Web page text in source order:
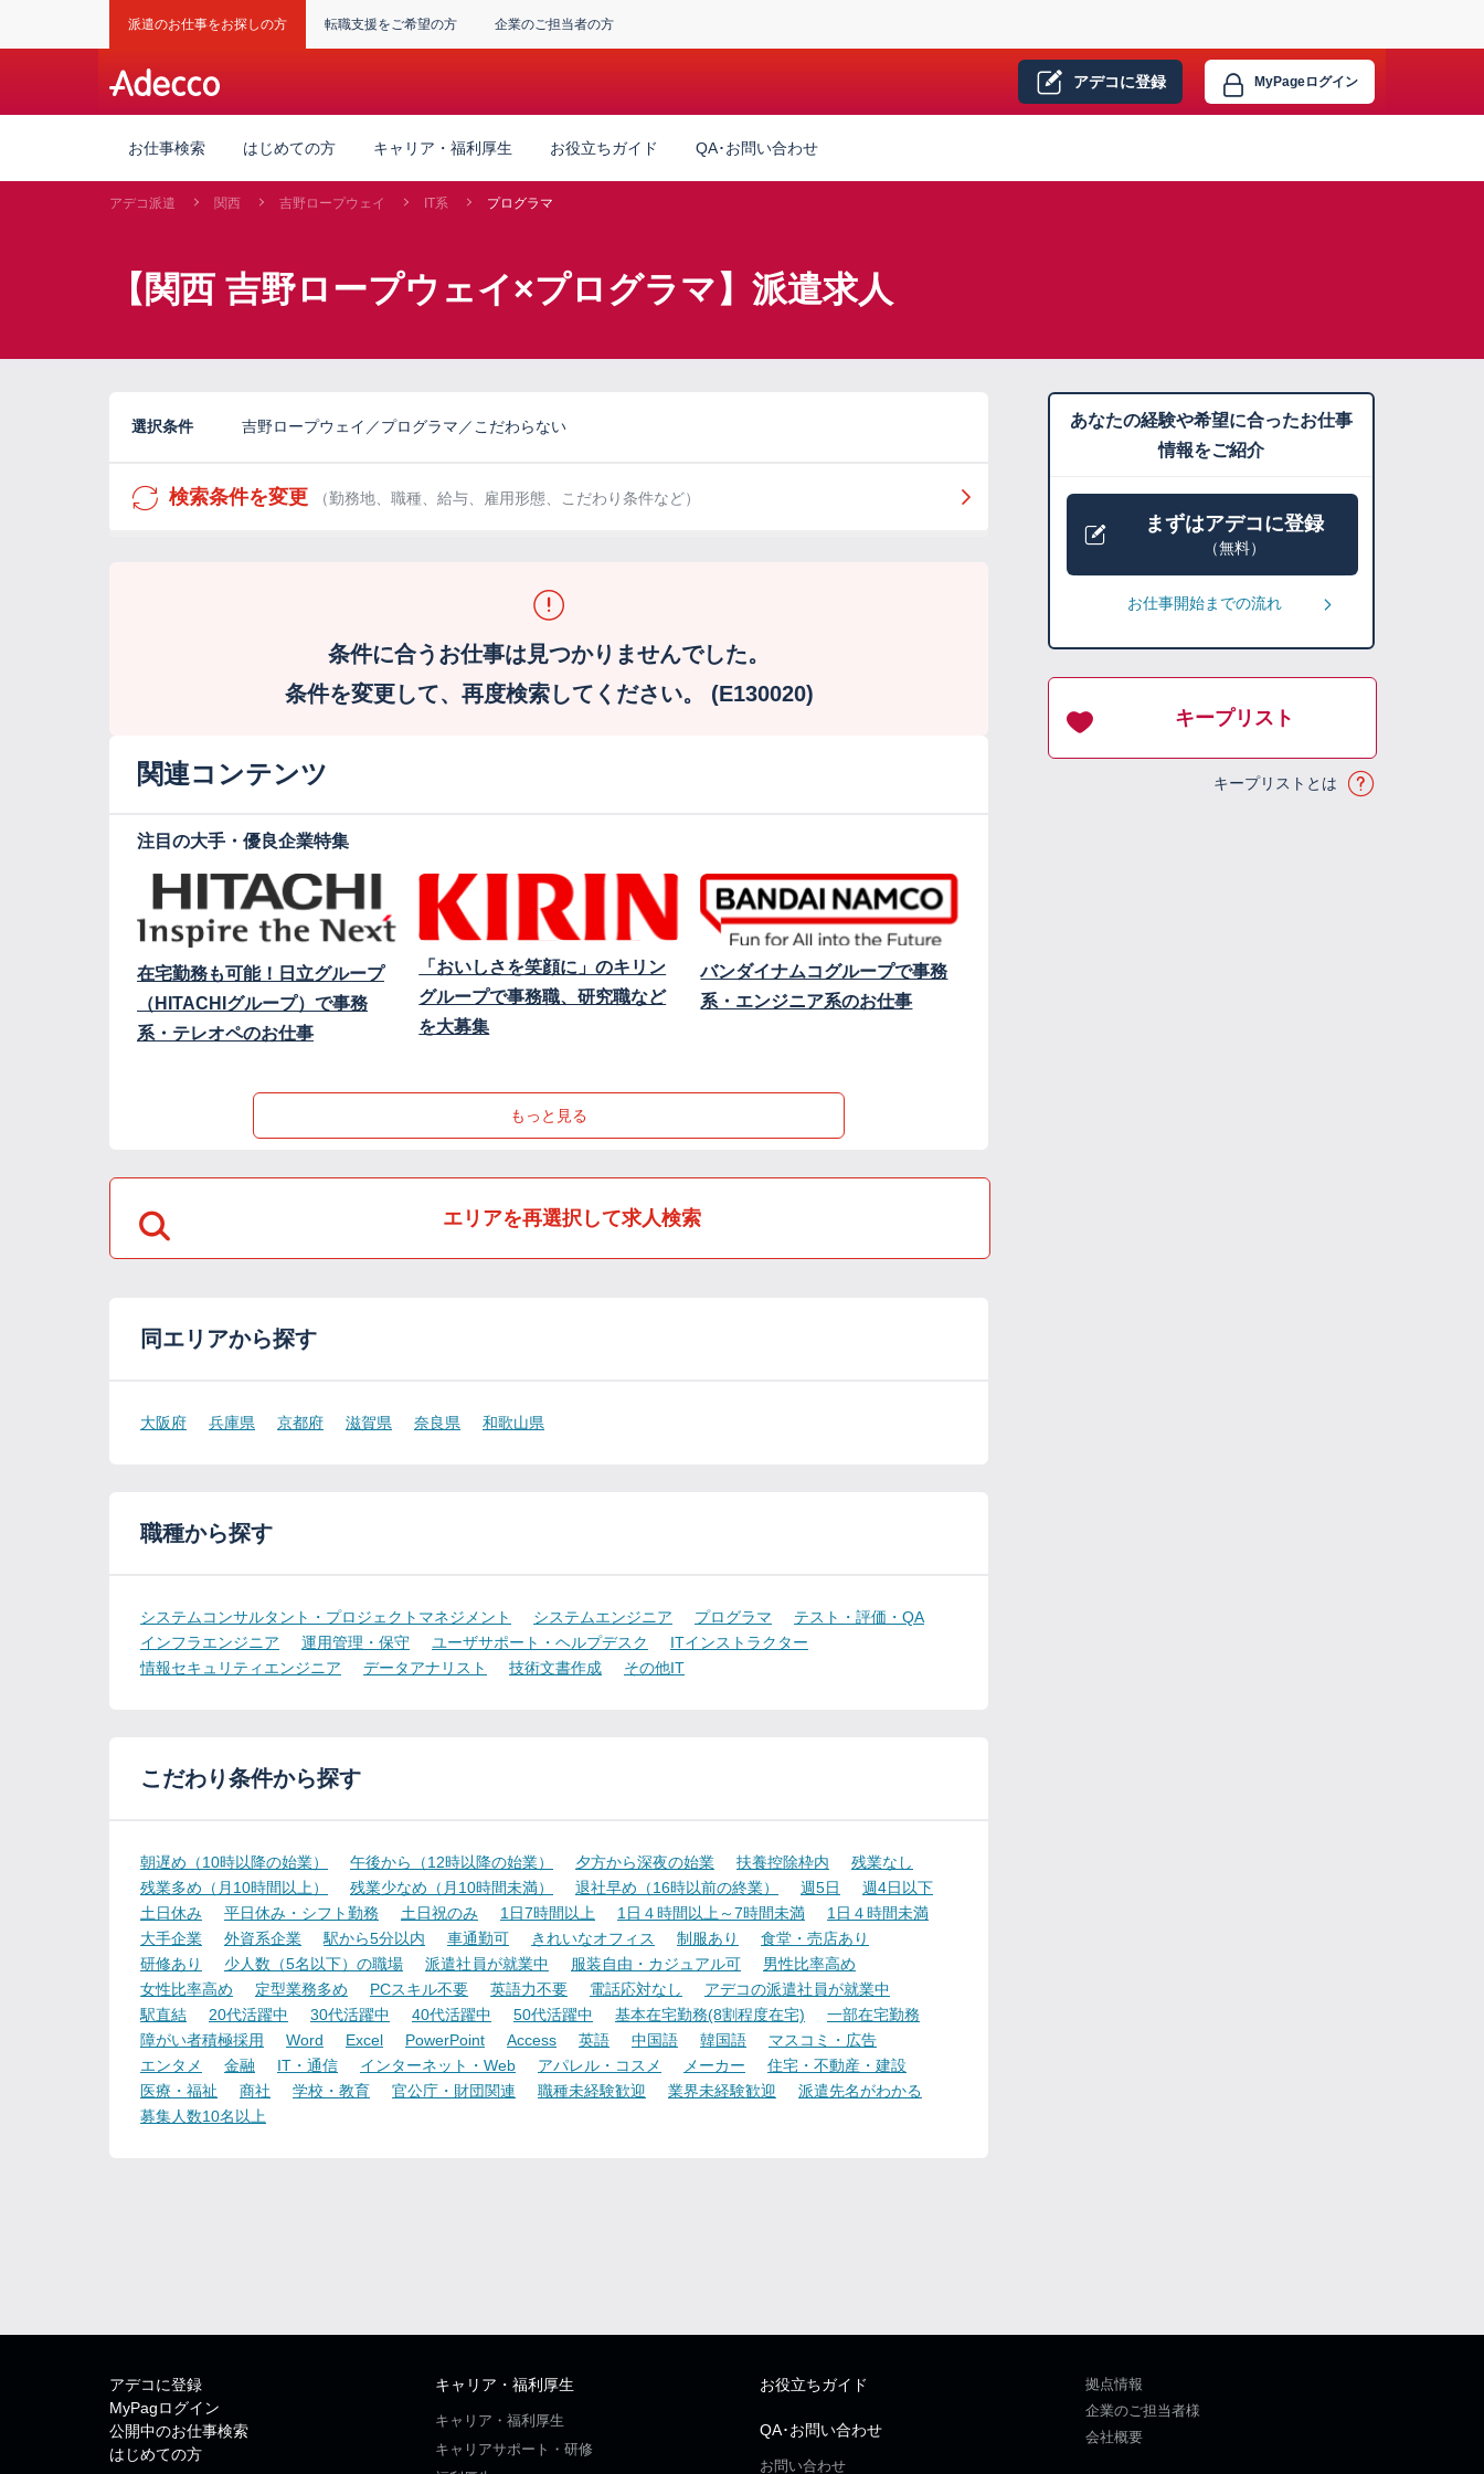
派遣のお仕事をお探しの方 転職支援をご希望の方 企業のご担当者の方
アデコに登録 MyPageログイン
お仕事検索 はじめての方 キャリア・福利厚生 お役立ちガイド QA･お問い合わせ
アデコ派遣 関西 吉野ロープウェイ IT系 プログラマ
【関西 吉野ロープウェイ×プログラマ】派遣求人
選択条件 吉野ロープウェイ／プログラマ／こだわらない
検索条件を変更 （勤務地、職種、給与、雇用形態、こだわり条件など）
条件に合うお仕事は見つかりませんでした。
条件を変更して、再度検索してください。 (E130020)
関連コンテンツ
注目の大手・優良企業特集
在宅勤務も可能！日立グループ
（HITACHIグループ）で事務
系・テレオペのお仕事
「おいしさを笑顔に」のキリン
グループで事務職、研究職など
を大募集
バンダイナムコグループで事務
系・エンジニア系のお仕事
もっと見る
エリアを再選択して求人検索
同エリアから探す
大阪府 兵庫県 京都府 滋賀県 奈良県 和歌山県
職種から探す
システムコンサルタント・プロジェクトマネジメント システムエンジニア プログラマ
テスト・評価・QA
インフラエンジニア
運用管理・保守 ユーザサポート・ヘルプデスク
ITインストラクター
情報セキュリティエンジニア
データアナリスト 技術文書作成 その他IT
こだわり条件から探す
朝遅め（10時以降の始業） 午後から（12時以降の始業） 夕方から深夜の始業 扶養控除枠内
残業なし
残業多め（月10時間以上）
残業少なめ（月10時間未満） 退社早め（16時以前の終業） 週5日
週4日以下
土日休み
平日休み・シフト勤務 土日祝のみ 1日7時間以上 1日４時間以上～7時間未満
1日４時間未満
大手企業
外資系企業 駅から5分以内 車通勤可 きれいなオフィス 制服あり
食堂・売店あり
研修あり
少人数（5名以下）の職場 派遣社員が就業中 服装自由・カジュアル可
男性比率高め
女性比率高め
定型業務多め PCスキル不要 英語力不要 電話応対なし
アデコの派遣社員が就業中
駅直結
20代活躍中 30代活躍中 40代活躍中 50代活躍中 基本在宅勤務(8割程度在宅)
一部在宅勤務
障がい者積極採用
Word Excel PowerPoint Access 英語 中国語 韓国語
マスコミ・広告
エンタメ
金融 IT・通信 インターネット・Web アパレル・コスメ メーカー
住宅・不動産・建設
医療・福祉
商社 学校・教育 官公庁・財団関連 職種未経験歓迎 業界未経験歓迎
派遣先名がわかる
募集人数10名以上
あなたの経験や希望に合ったお仕事
情報をご紹介
まずはアデコに登録
（無料）
お仕事開始までの流れ
キープリスト
キープリストとは
アデコに登録
MyPagログイン
公開中のお仕事検索
はじめての方
キャリア・福利厚生
キャリア・福利厚生
キャリアサポート・研修
お役立ちガイド
QA･お問い合わせ
お問い合わせ
拠点情報
企業のご担当者様
会社概要